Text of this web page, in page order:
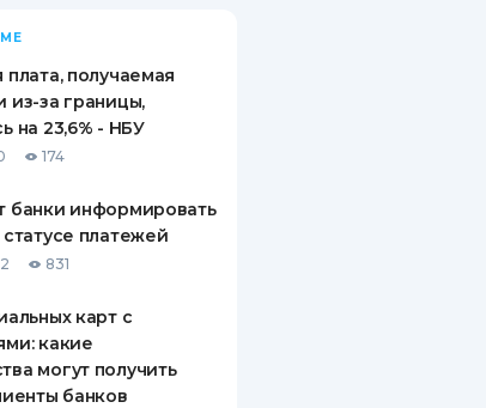
плата, получаемая
из-за границы,
на 23,6% - НБУ
174
банки информировать
платежей
831
карт с
какие
могут получить
банков